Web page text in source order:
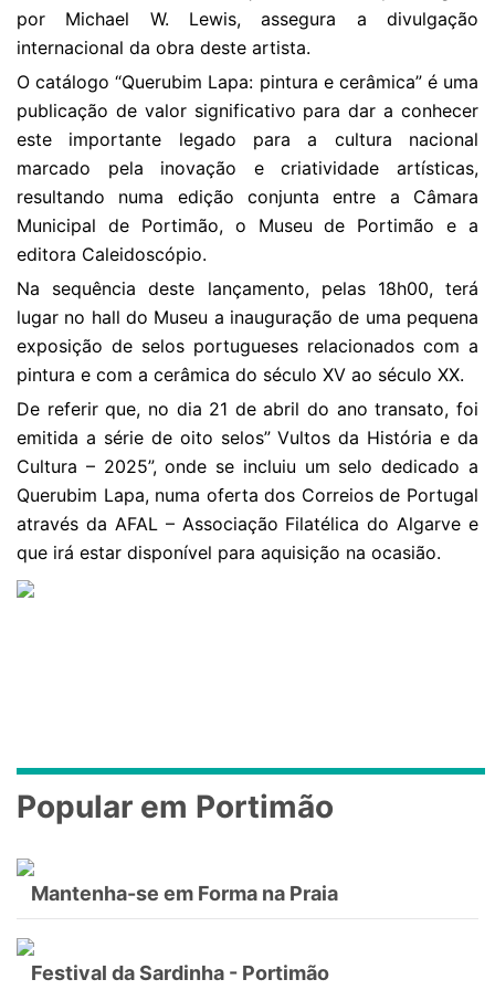
por Michael W. Lewis, assegura a divulgação
internacional da obra deste artista.
O catálogo “Querubim Lapa: pintura e cerâmica” é uma
publicação de valor significativo para dar a conhecer
este importante legado para a cultura nacional
marcado pela inovação e criatividade artísticas,
resultando numa edição conjunta entre a Câmara
Municipal de Portimão, o Museu de Portimão e a
editora Caleidoscópio.
Na sequência deste lançamento, pelas 18h00, terá
lugar no hall do Museu a inauguração de uma pequena
exposição de selos portugueses relacionados com a
pintura e com a cerâmica do século XV ao século XX.
De referir que, no dia 21 de abril do ano transato, foi
emitida a série de oito selos” Vultos da História e da
Cultura – 2025”, onde se incluiu um selo dedicado a
Querubim Lapa, numa oferta dos Correios de Portugal
através da AFAL – Associação Filatélica do Algarve e
que irá estar disponível para aquisição na ocasião.
Popular em Portimão
Mantenha-se em Forma na Praia
Festival da Sardinha - Portimão